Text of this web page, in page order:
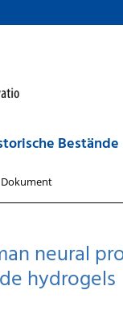
Bestände
Dokument
neural
hydrogels